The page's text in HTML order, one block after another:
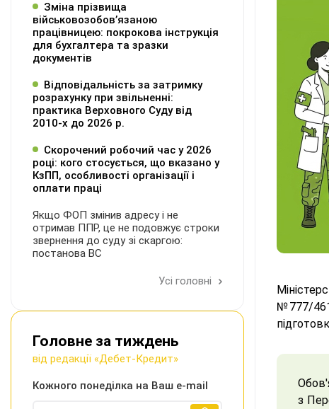
№777/
з
Зміна прізвища
військовозобов’язаною
працівницею: покрокова інструкція
для бухгалтера та зразки
документів
Відповідальність за затримку
розрахунку при звільненні:
практика Верховного Суду від
2010-х до 2026 р.
Скорочений робочий час у 2026
році: кого стосується, що вказано у
КзПП, особливості організації і
оплати праці
Якщо ФОП змінив адресу і не
отримав ППР, це не подовжує строки
звернення до суду зі скаргою:
постанова ВС
Усі головні
Головне за тиждень
від редакції «Дебет-Кредит»
Кожного понеділка на Ваш e-mail